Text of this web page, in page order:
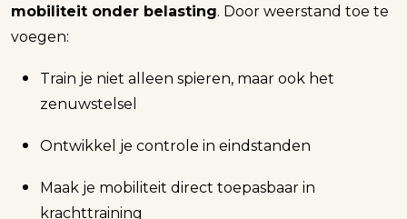
mobiliteit onder belasting. Door weerstand toe te
voegen:
Train je niet alleen spieren, maar ook het
zenuwstelsel
Ontwikkel je controle in eindstanden
Maak je mobiliteit direct toepasbaar in
krachttraining